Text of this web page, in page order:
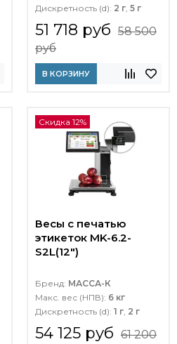
Дискретность (d): 2 г, 5 г
51 718 руб 58 500
руб
В КОРЗИНУ
Скидка 12%
Весы с печатью
этикеток MK-6.2-
S2L(12")
Бренд: МАССА-К
Макс. вес (НПВ): 6 кг
Дискретность (d): 1 г, 2 г
54 125 руб 61 200